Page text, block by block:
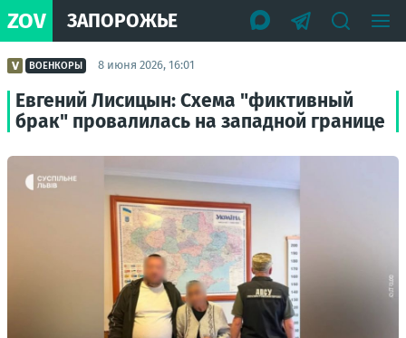
ZOV ЗАПОРОЖЬЕ
ВОЕНКОРЫ 8 июня 2026, 16:01
Евгений Лисицын: Схема "фиктивный
брак" провалилась на западной границе